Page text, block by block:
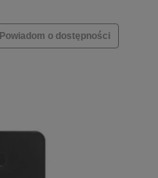
Powiadom o dostępności